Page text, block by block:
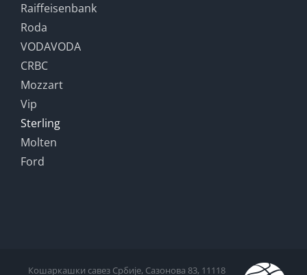
Raiffeisenbank
Roda
VODAVODA
CRBC
Mozzart
Vip
Sterling
Molten
Ford
Кошаркашки савез Србије, Сазонова 83, 11118